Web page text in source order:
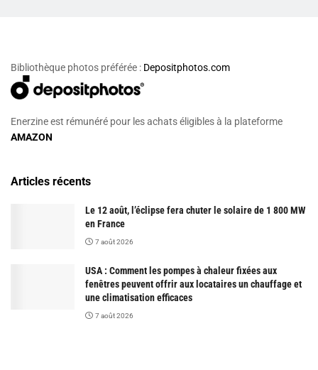
Bibliothèque photos préférée : Depositphotos.com
Enerzine est rémunéré pour les achats éligibles à la plateforme
AMAZON
Articles récents
Le 12 août, l’éclipse fera chuter le solaire de 1 800 MW
en France
7 août 2026
USA : Comment les pompes à chaleur fixées aux
fenêtres peuvent offrir aux locataires un chauffage et
une climatisation efficaces
7 août 2026